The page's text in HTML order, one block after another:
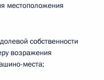
местоположения
собственности
возражения
места;